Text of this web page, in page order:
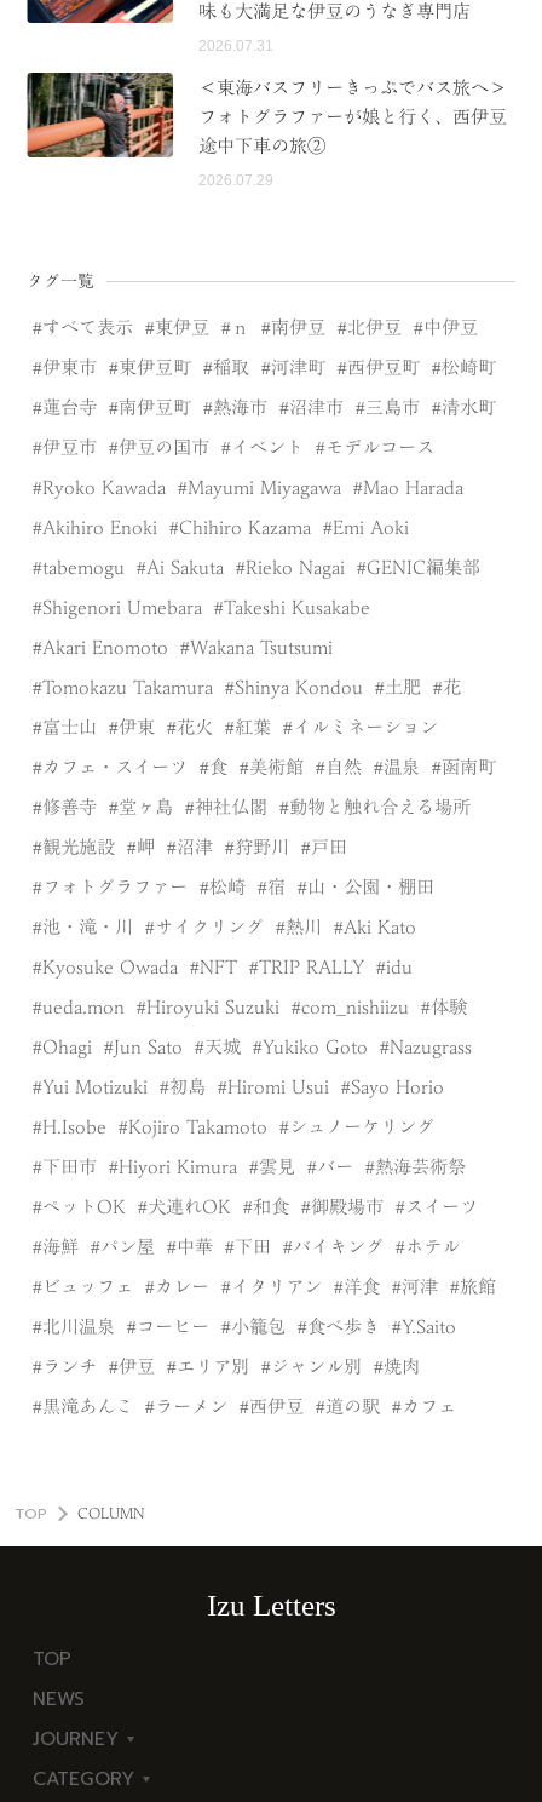
味も大満足な伊豆のうなぎ専門店
2026.07.31
＜東海バスフリーきっぷでバス旅へ＞
フォトグラファーが娘と行く、西伊豆
途中下車の旅②
2026.07.29
タグ一覧
すべて表示 東伊豆 ｎ 南伊豆 北伊豆 中伊豆
伊東市 東伊豆町 稲取 河津町 西伊豆町 松崎町
蓮台寺 南伊豆町 熱海市 沼津市 三島市 清水町
伊豆市 伊豆の国市 イベント モデルコース
Ryoko Kawada Mayumi Miyagawa Mao Harada
Akihiro Enoki Chihiro Kazama Emi Aoki
tabemogu Ai Sakuta Rieko Nagai GENIC編集部
Shigenori Umebara Takeshi Kusakabe
Akari Enomoto Wakana Tsutsumi
Tomokazu Takamura Shinya Kondou 土肥 花
富士山 伊東 花火 紅葉 イルミネーション
カフェ・スイーツ 食 美術館 自然 温泉 函南町
修善寺 堂ヶ島 神社仏閣 動物と触れ合える場所
観光施設 岬 沼津 狩野川 戸田
フォトグラファー 松崎 宿 山・公園・棚田
池・滝・川 サイクリング 熱川 Aki Kato
Kyosuke Owada NFT TRIP RALLY idu
ueda.mon Hiroyuki Suzuki com_nishiizu 体験
Ohagi Jun Sato 天城 Yukiko Goto Nazugrass
Yui Motizuki 初島 Hiromi Usui Sayo Horio
H.Isobe Kojiro Takamoto シュノーケリング
下田市 Hiyori Kimura 雲見 バー 熱海芸術祭
ペットOK 犬連れOK 和食 御殿場市 スイーツ
海鮮 パン屋 中華 下田 バイキング ホテル
ビュッフェ カレー イタリアン 洋食 河津 旅館
北川温泉 コーヒー 小籠包 食べ歩き Y.Saito
ランチ 伊豆 エリア別 ジャンル別 焼肉
黒滝あんこ ラーメン 西伊豆 道の駅 カフェ
TOP COLUMN
Izu Letters
TOP
NEWS
JOURNEY
東
CATEGORY